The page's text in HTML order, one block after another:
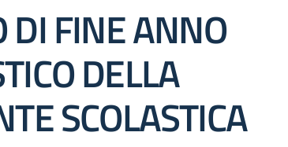
DI FINE ANNO
DELLA
SCOLASTICA